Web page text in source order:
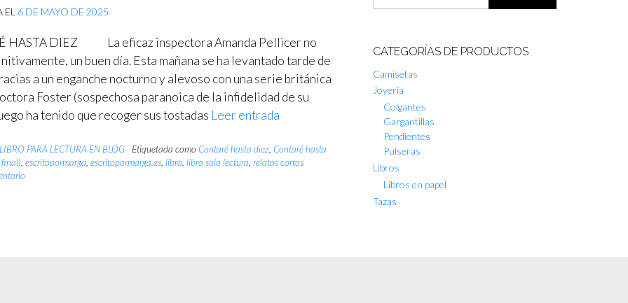
6 DE MAYO DE 2025
HASTA DIEZ La eficaz inspectora Amanda Pellicer no
un buen día. Esta mañana se ha levantado tarde de
a un enganche nocturno y alevoso con una serie británica
Foster (sospechosa paranoica de la infidelidad de su
ha tenido que recoger sus tostadas Leer entrada
LIBRO PARA LECTURA EN BLOG Etiquetada comoContaré hasta diez,Contaré hasta
final),escritopormarga,escritopormarga.es,libro,libro solo lectura,relatos cortos
CATEGORÍAS DE PRODUCTOS
Camisetas
Joyería
Colgantes
Gargantillas
Pendientes
Pulseras
Libros
Libros en papel
Tazas